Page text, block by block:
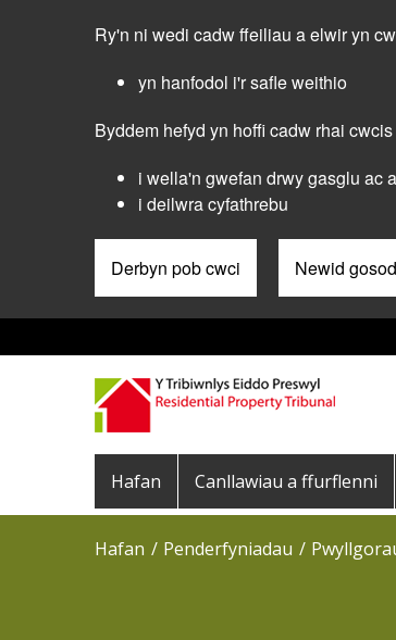
Ry'n ni wedi cadw ffeiliau a elwir yn
yn hanfodol i'r safle weithio
Byddem hefyd yn hoffi cadw rhai
i wella'n gwefan drwy gasglu ac
i deilwra cyfathrebu
Derbyn pob cwci Newid
Pre
Header
Menu
Main
navigation
Hafan Canllawiau a ffurflenni
Hafan Penderfyniadau